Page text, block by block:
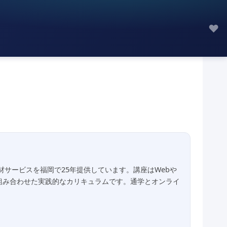
♥
ービスを福岡で25年提供しています。講座はWebや
合わせた実践的なカリキュラムです。通学とオンライ